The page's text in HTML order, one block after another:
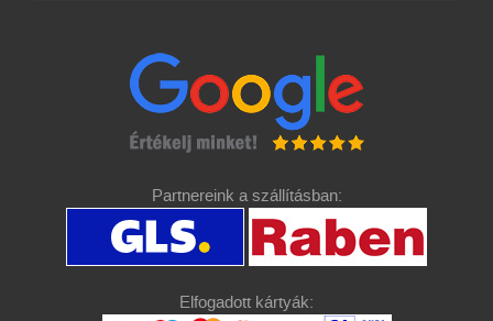
Partnereink a szállításban:
Elfogadott kártyák: